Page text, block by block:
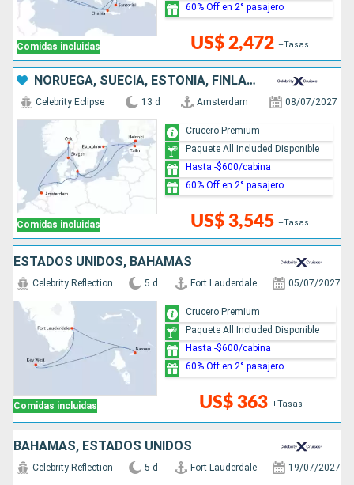
Comidas incluidas US$ 2,472 +Tasas
60% Off en 2° pasajero
NORUEGA, SUECIA, ESTONIA, FINLANDIA, DINAMARCA, PAISES BAJOS
Comidas incluidas
Celebrity Eclipse 13 d Amsterdam 08/07/2027
US$ 3,545 +Tasas
Crucero Premium
Paquete All Included Disponible
Hasta -$600/cabina
60% Off en 2° pasajero
ESTADOS UNIDOS, BAHAMAS
Comidas incluidas
Celebrity Reflection 5 d Fort Lauderdale 05/07/2027
US$ 363 +Tasas
Crucero Premium
Paquete All Included Disponible
Hasta -$600/cabina
60% Off en 2° pasajero
BAHAMAS, ESTADOS UNIDOS
Celebrity Reflection 5 d Fort Lauderdale 19/07/2027